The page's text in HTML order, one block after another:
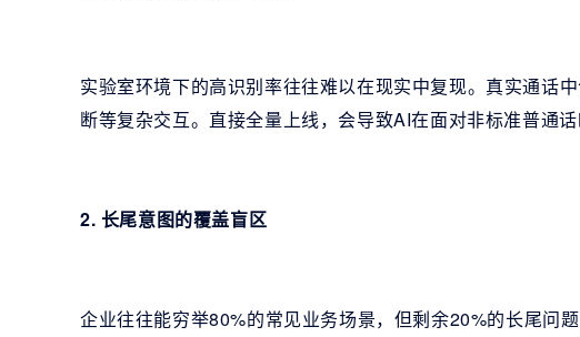
实验室环境下的高识别率往往难以在现实中复现。真实通话
断等复杂交互。直接全量上线，会导致AI在面对非标准普通
2. 长尾意图的覆盖盲区
企业往往能穷举80%的常见业务场景，但剩余20%的长尾问